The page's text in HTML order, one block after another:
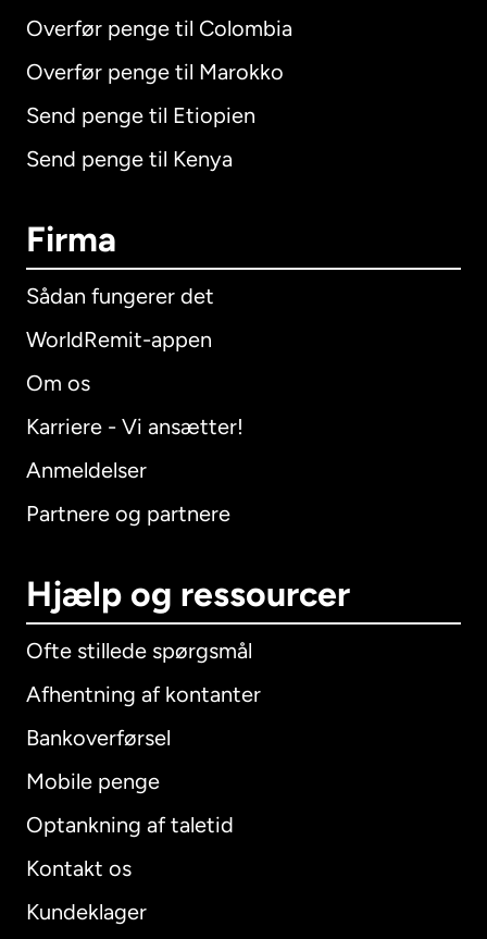
Overfør penge til Colombia
Overfør penge til Marokko
Send penge til Etiopien
Send penge til Kenya
Firma
Sådan fungerer det
WorldRemit-appen
Om os
Karriere - Vi ansætter!
Anmeldelser
Partnere og partnere
Hjælp og ressourcer
Ofte stillede spørgsmål
Afhentning af kontanter
Bankoverførsel
Mobile penge
Optankning af taletid
Kontakt os
Kundeklager